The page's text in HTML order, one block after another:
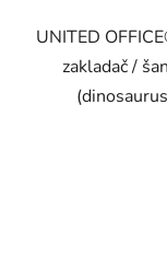
UNITED
zakladač /